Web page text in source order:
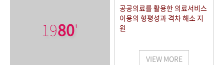
1980'
공공의료를 활용한 의료서비스
이용의 형평성과 격차 해소 지
원
VIEW MORE